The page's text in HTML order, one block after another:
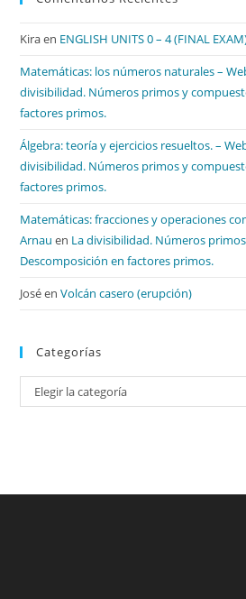
Kiraen ENGLISH UNITS 0 – 4 (FINAL
Matemáticas: los números naturales –
divisibilidad. Números primos y
factores primos.
Álgebra: teoría y ejercicios resueltos. –
divisibilidad. Números primos y
factores primos.
Matemáticas: fracciones y operaciones
Arnau en La divisibilidad. Números
Descomposición en factores primos.
JoséenVolcán casero (erupción)
Categorías
Categorías
Elegir la categoría